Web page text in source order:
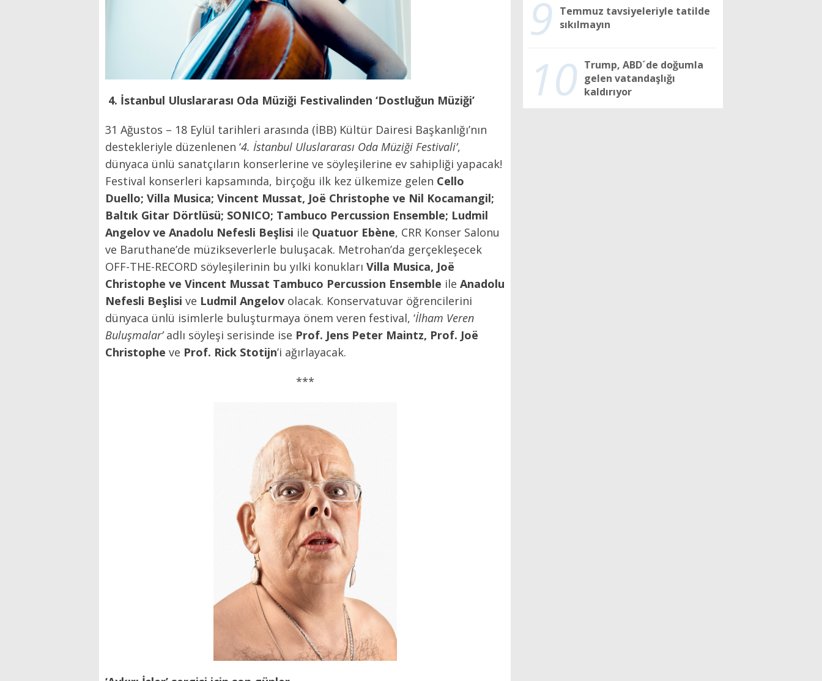
4. İstanbul Uluslararası Oda Müziği Festivalinden ‘Dostluğun Müziği’
31 Ağustos – 18 Eylül tarihleri arasında (İBB) Kültür Dairesi Başkanlığı’nın
destekleriyle düzenlenen ‘4. İstanbul Uluslararası Oda Müziği Festivali’,
dünyaca ünlü sanatçıların konserlerine ve söyleşilerine ev sahipliği yapacak!
Festival konserleri kapsamında, birçoğu ilk kez ülkemize gelen Cello
Duello; Villa Musica; Vincent Mussat, Joë Christophe ve Nil Kocamangil;
Baltık Gitar Dörtlüsü; SONICO; Tambuco Percussion Ensemble; Ludmil
Angelov ve Anadolu Nefesli Beşlisi ile Quatuor Ebène, CRR Konser Salonu
ve Baruthane’de müzikseverlerle buluşacak. Metrohan’da gerçekleşecek
OFF-THE-RECORD söyleşilerinin bu yılki konukları Villa Musica, Joë
Christophe ve Vincent Mussat Tambuco Percussion Ensemble ile Anadolu
Nefesli Beşlisi ve Ludmil Angelov olacak. Konservatuvar öğrencilerini
dünyaca ünlü isimlerle buluşturmaya önem veren festival, ‘İlham Veren
Buluşmalar’adlı söyleşi serisinde ise Prof. Jens Peter Maintz, Prof. Joë
Christophe ve Prof. Rick Stotijn’i ağırlayacak.
***
9
Temmuz tavsiyeleriyle tatilde
sıkılmayın
10 Trump, ABD´de doğumla
gelen vatandaşlığı
kaldırıyor